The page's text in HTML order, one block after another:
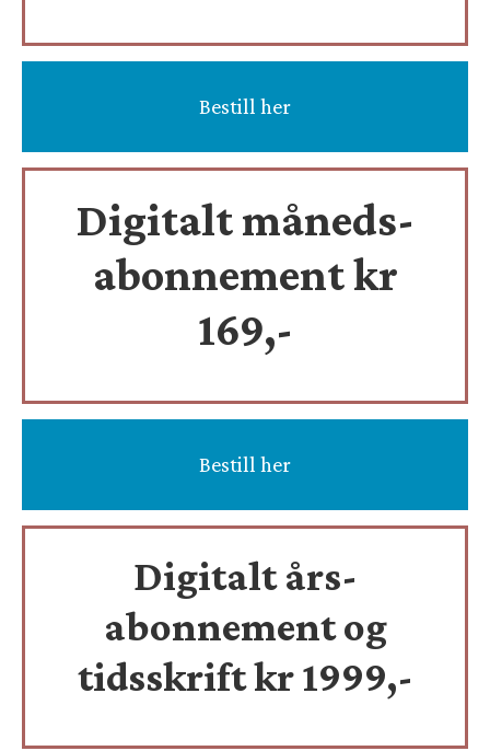
Bestill her
Digitalt måneds-
abonnement kr
169,-
Bestill her
Digitalt års-
abonnement og
tidsskriftkr 1999,-